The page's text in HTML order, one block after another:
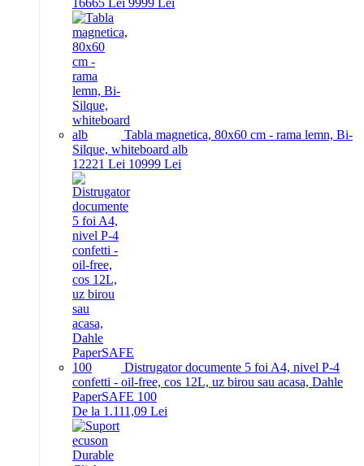
16665 Lei 9999 Lei
Tabla magnetica, 80x60 cm - rama lemn, Bi-
Silque, whiteboard alb
12221 Lei 10999 Lei
Distrugator documente 5 foi A4, nivel P-4
confetti - oil-free, cos 12L, uz birou sau acasa, Dahle
PaperSAFE 100
De la 1.111,09 Lei